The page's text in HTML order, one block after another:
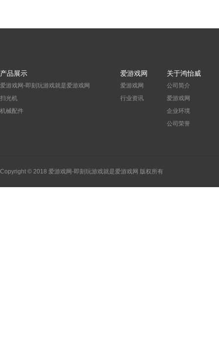
产品展示
爱游戏网-即刻玩游戏就是爱游戏网
扫光机
机械配件
爱游戏网
爱游戏网
行业资讯
关于鸿怡威
公司简介
爱游戏网
企业环境
公司荣誉
Copyright © 2018 爱游戏网-即刻玩游戏就是爱游戏网 版权所有